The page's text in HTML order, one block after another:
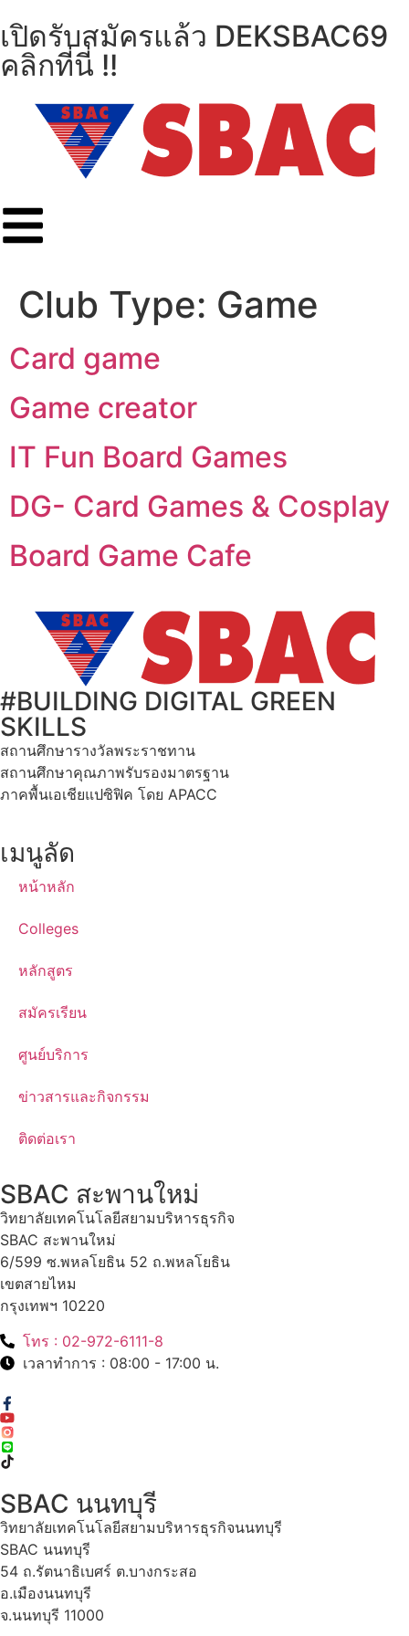
เปิดรับสมัครแล้ว DEKSBAC69
คลิกที่นี่ !!
Club Type: Game
Card game
Game creator
IT Fun Board Games
DG- Card Games & Cosplay
Board Game Cafe
#BUILDING DIGITAL GREEN
SKILLS
สถานศึกษารางวัลพระราชทาน
สถานศึกษาคุณภาพรับรองมาตรฐาน
ภาคพื้นเอเชียแปซิฟิค โดย APACC
เมนูลัด
หน้าหลัก
Colleges
หลักสูตร
สมัครเรียน
ศูนย์บริการ
ข่าวสารและกิจกรรม
ติดต่อเรา
SBAC สะพานใหม่
วิทยาลัยเทคโนโลยีสยามบริหารธุรกิจ
SBAC สะพานใหม่
6/599 ซ.พหลโยธิน 52 ถ.พหลโยธิน
เขตสายไหม
กรุงเทพฯ 10220
โทร : 02-972-6111-8
เวลาทำการ : 08:00 - 17:00 น.
SBAC นนทบุรี
วิทยาลัยเทคโนโลยีสยามบริหารธุรกิจนนทบุรี
SBAC นนทบุรี
54 ถ.รัตนาธิเบศร์ ต.บางกระสอ
อ.เมืองนนทบุรี
จ.นนทบุรี 11000